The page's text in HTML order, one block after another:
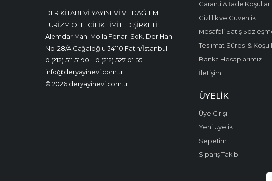
DER KİTABEVİ YAYINEVİ VE DAĞITIM
TURİZM OTELCİLİK LİMİTED ŞİRKETİ
Alemdar Mah. Molla Fenari Sok. Der Han
No: 28/A Cağaloğlu 34110 Fatih/İstanbul
0 (212) 511 51 90
0 (212) 527 01 65
info@deryayinevi.com.tr
© 2026 deryayinevi.com.tr
Garanti & İade Koşulları
Gizlilik ve Güvenlik
Mesafeli Satış
Teslimat Süresi &
Banka Hesaplarımız
İletişim
ÜYELIK
Üye Girişi
Yeni Üyelik
Sepetim
Sipariş Takibi